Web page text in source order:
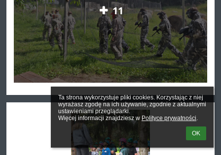
Ta strona wykorzystuje pliki cookies. Korzystając z niej
wyrażasz zgodę na ich używanie, zgodnie z aktualnymi
ustawieniami przeglądarki.
Więcej informacji znajdziesz w Polityce prywatności.
OK
11